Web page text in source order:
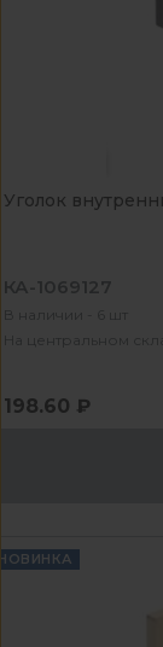
Уголок
КА-1069127
В наличии - 6 шт
На центральном
198.60 ₽